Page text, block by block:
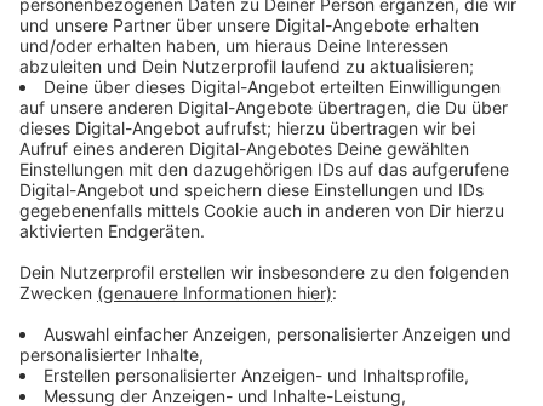
Anzeige
Wir benötigen Ihre
Zustimmung, um den YouTube
Video-Service zu laden!
Wir verwenden einen Service eines
Drittanbieters, um Videoinhalte
einzubetten. Dieser Service kann
Daten zu Ihren Aktivitäten
sammeln. Bitte lesen Sie die
Details durch und stimmen Sie der